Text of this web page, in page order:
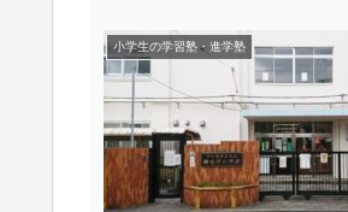
小学生の学習塾・進学塾